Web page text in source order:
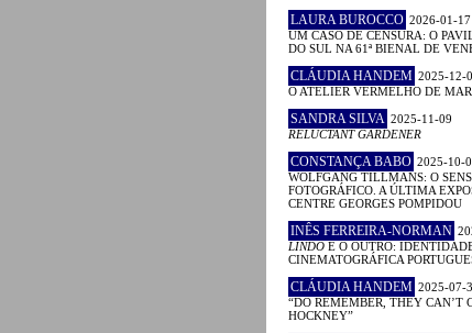
LAURA BUROCCO 2026-01-17
UM CASO DE CENSURA: O
DO SUL NA 61ª BIENAL DE
CLÁUDIA HANDEM 2025-12-
O ATELIER VERMELHO DE
SANDRA SILVA 2025-11-09
RELUCTANT GARDENER
CONSTANÇA BABO 2025-10-
WOLFGANG TILLMANS: O
FOTOGRÁFICO. A ÚLTIMA
CENTRE GEORGES POMPIDOU
INÊS FERREIRA-NORMAN
LINDO E O OUTRO:
CINEMATOGRÁFICA
CLÁUDIA HANDEM 2025-07-
“DO REMEMBER, THEY CAN’T
HOCKNEY”